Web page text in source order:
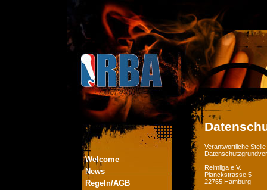
Welcome
News
Regeln/AGB
Verantwortliche
Reimliga e.V.
Planckstrasse 5
22765 Hamburg